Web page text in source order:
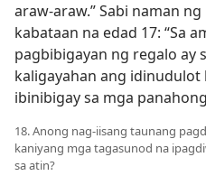
araw-araw.”Sabi naman
kabataan na edad 17: “Sa
pagbibigayan ng regalo ay
kaligayahan ang
ibinibigay sa mga
18. Anong nag-iisang taunang
kaniyang mga tagasunod na
sa atin?